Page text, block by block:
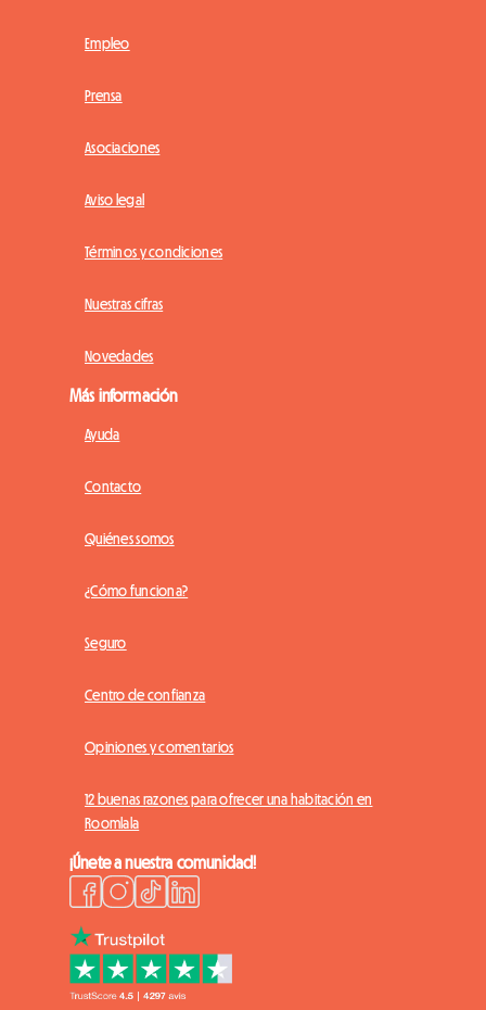
Empleo
Prensa
Asociaciones
Aviso legal
Términos y condiciones
Nuestras cifras
Novedades
Más información
Ayuda
Contacto
Quiénes somos
¿Cómo funciona?
Seguro
Centro de confianza
Opiniones y comentarios
12 buenas razones para ofrecer una habitación en
Roomlala
¡Únete a nuestra comunidad!